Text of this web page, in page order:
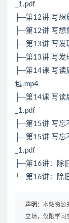
_1.pdf
├─第12讲 写想
├─第12讲 写想
├─第13讲 写发
├─第13讲 写发
├─第14课 写读
包.mp4
├─第14课 写读
_1.pdf
├─第15讲 写忘
├─第15讲 写忘
_1.pdf
├─第16讲：除
└─第16讲：除
声明： 本站资源
立场，仅限学